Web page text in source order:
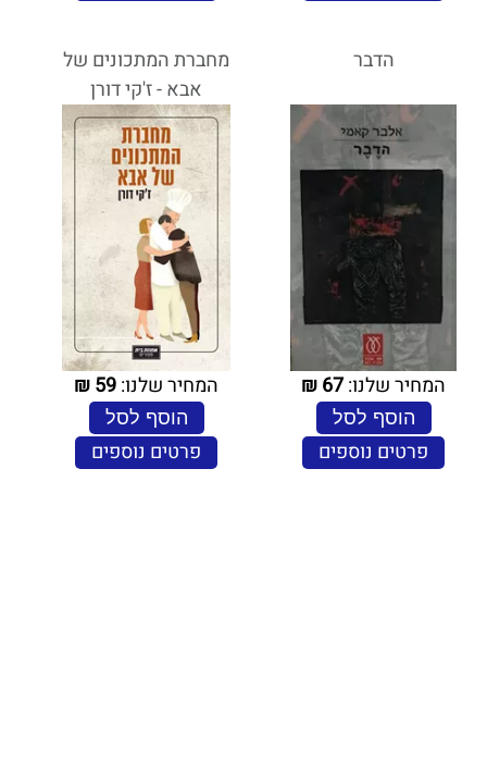
הדבר
המחיר שלנו:67
₪
הוסף לסל
פרטים נוספים
מחברת המתכונים של
אבא - ז'קי דורן
המחיר שלנו:59
₪
הוסף לסל
פרטים נוספים